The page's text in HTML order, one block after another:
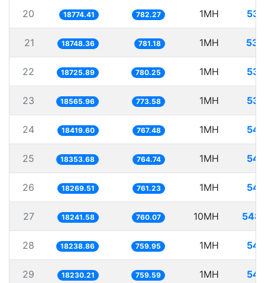
20 18774.41 782.27 1MH
21 18748.36 781.18 1MH
22 18725.89 780.25 1MH
23 18565.96 773.58 1MH
24 18419.60 767.48 1MH
25 18353.68 764.74 1MH
26 18269.51 761.23 1MH
27 18241.58 760.07 10MH
28 18238.86 759.95 1MH
29 18230.21 759.59 1MH